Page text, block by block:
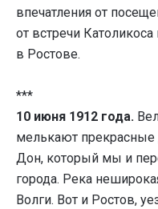
впечатления от
от встречи
в Ростове.
***
10 июня 1912 года.
мелькают прекрасные
Дон, который мы и
города. Река
Волги. Вот и Ростов,